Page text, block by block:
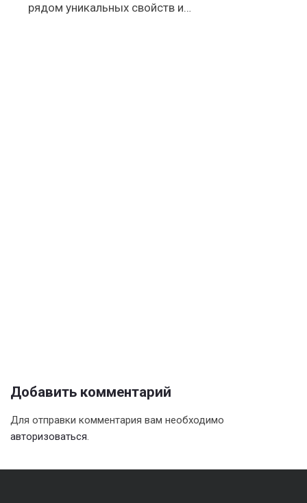
рядом уникальных свойств и…
Добавить комментарий
Для отправки комментария вам необходимо
авторизоваться